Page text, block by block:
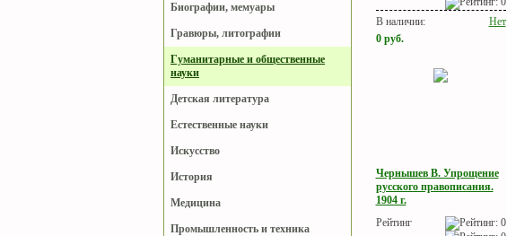
Биографии, мемуары
Гравюры, литографии
Гуманитарные и общественные
науки
Детская литература
Естественные науки
Искусство
История
Медицина
Промышленность и техника
В наличии:
Нет
0 руб.
Чернышев В. Упрощение
русского правописания.
1904 г.
Рейтинг